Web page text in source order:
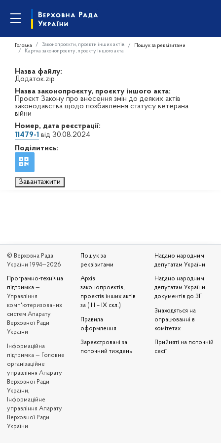
Головна Законопроєкти, проєкти інших актів
Пошук за реквізитами
Картка законопроєкту, проєкту іншого акта
Назва файлу:
Додаток.zip
Назва законопроєкту, проєкту іншого акта:
Проєкт Закону про внесення змін до деяких актів
законодавства щодо позбавлення статусу ветерана
війни
Номер, дата реєстрації:
11479-1 від 30.08.2024
Поділитись:
Завантажити
© Верховна Рада
України 1994—2026
Програмно-технічна
підтримка —
Управління
комп'ютеризованих
систем Апарату
Верховної Ради
України
Iнформаційна
підтримка — Головне
організаційне
управління Апарату
Верховної Ради
України,
Інформаційне
управління Апарату
Верховної Ради
України
Пошук за
реквізитами
Архів
законопроєктів,
проєктів інших актів
за ( III – IX скл.)
Правила
оформлення
Зареєстровані за
поточний тиждень
Надано народним
депутатам України
Надано народним
депутатам України
документів до ЗП
Знаходяться на
опрацюванні в
комітетах
Прийняті на поточній
сесії